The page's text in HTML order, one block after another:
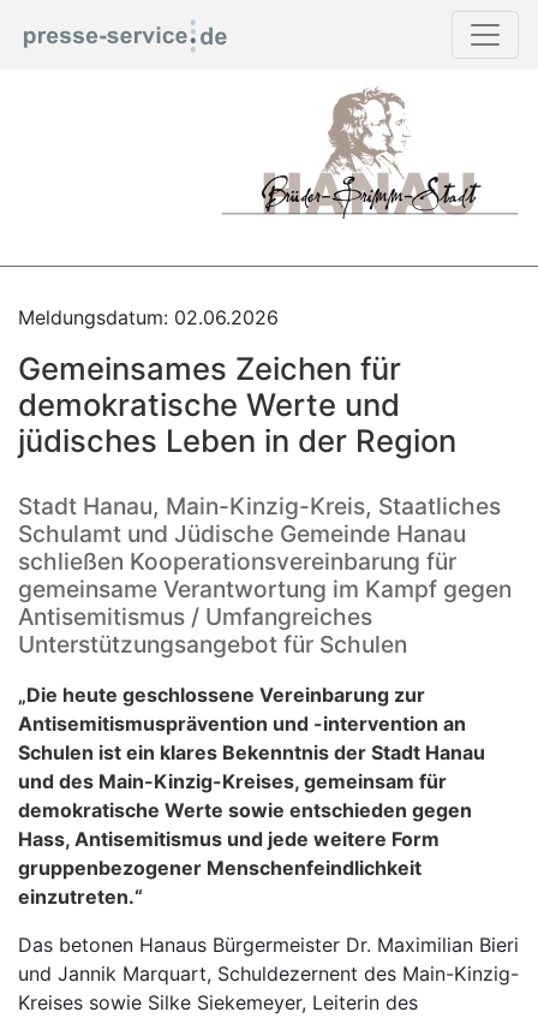
Meldungsdatum: 02.06.2026
Gemeinsames Zeichen für
demokratische Werte und
jüdisches Leben in der Region
Stadt Hanau, Main-Kinzig-Kreis, Staatliches
Schulamt und Jüdische Gemeinde Hanau
schließen Kooperationsvereinbarung für
gemeinsame Verantwortung im Kampf gegen
Antisemitismus / Umfangreiches
Unterstützungsangebot für Schulen
„Die heute geschlossene Vereinbarung zur
Antisemitismusprävention und -intervention an
Schulen ist ein klares Bekenntnis der Stadt Hanau
und des Main-Kinzig-Kreises, gemeinsam für
demokratische Werte sowie entschieden gegen
Hass, Antisemitismus und jede weitere Form
gruppenbezogener Menschenfeindlichkeit
einzutreten.“
Das betonen Hanaus Bürgermeister Dr. Maximilian Bieri
und Jannik Marquart, Schuldezernent des Main-Kinzig-
Kreises sowie Silke Siekemeyer, Leiterin des